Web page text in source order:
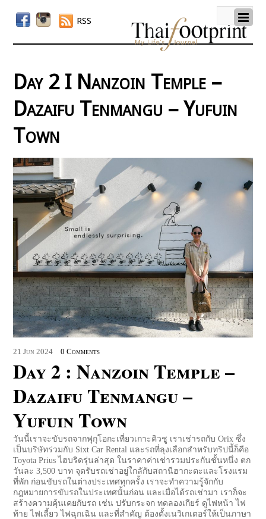
RSS
Day 2 I Nanzoin Temple –
Dazaifu Tenmangu – Yufuin
Town
21 Jun 2024 0 Comments
Day 2 : Nanzoin Temple –
Dazaifu Tenmangu –
Yufuin Town
วันนี้เราจะขับรถจากฟุกุโอกะเที่ยวเกาะคิวชู เราเช่ารถกับ Orix ซึ่ง
เป็นบริษัทร่วมกับ Sixt Car Rental และรถที่ลุงเลือกสำหรับทริปนี้ก็คือ
Toyota Prius ไฮบริดรุ่นล่าสุด ในราคาค่าเช่ารวมประกันชั้นหนึ่ง ตก
วันละ 3,500 บาท จุดรับรถเช่าอยู่ใกลักับสถานีฮากะตะและโรงแรม
ที่พัก ก่อนขับรถในต่างประเทศทุกครั้ง เราจะทำความรู้จักกับ
กฎหมายการขับรถในประเทศนั้นก่อน และเมื่อได้รถเช่ามา เราก็จะ
สร้างความคุ้นเคยกับรถ เช่น ปรับกระจก ทดลองเกียร์ ดูไฟหน้า ไฟ
ท้าย ไฟเลี้ยว ไฟฉุกเฉิน และที่สำคัญ ต้องตั้งเนวิเกเตอร์ให้เป็นภาษา